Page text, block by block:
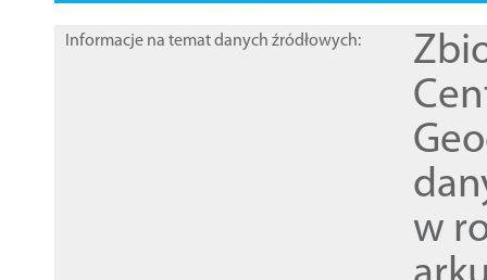
Informacje na temat danych źródłowych:
w